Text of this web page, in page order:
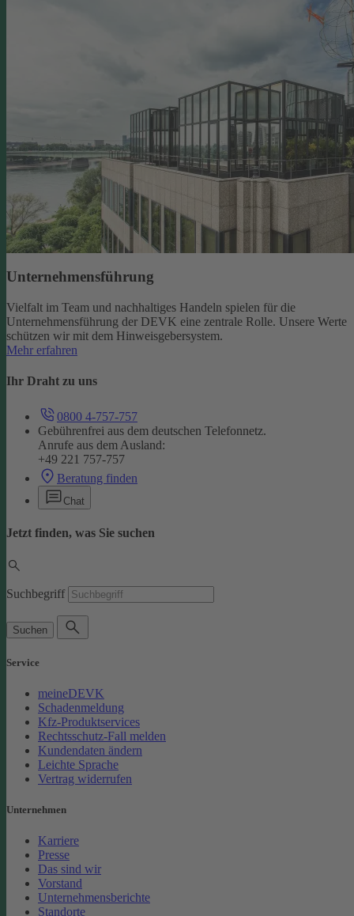
Unternehmensführung
Vielfalt im Team und nachhaltiges Handeln spielen für die
Unternehmensführung der DEVK eine zentrale Rolle. Unsere Werte
schützen wir mit dem Hinweisgebersystem.
Mehr erfahren
Ihr Draht zu uns
0800 4-757-757
Gebührenfrei aus dem deutschen Telefonnetz.
Anrufe aus dem Ausland:
+49 221 757-757
Beratung finden
Chat
Jetzt finden, was Sie suchen
Suchbegriff
Suchen
Service
meineDEVK
Schadenmeldung
Kfz-Produktservices
Rechtsschutz-Fall melden
Kundendaten ändern
Leichte Sprache
Vertrag widerrufen
Unternehmen
Karriere
Presse
Das sind wir
Vorstand
Unternehmensberichte
Standorte